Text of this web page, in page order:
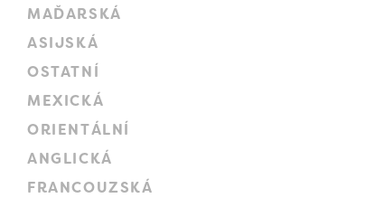
MAĎARSKÁ
ASIJSKÁ
OSTATNÍ
MEXICKÁ
ORIENTÁLNÍ
ANGLICKÁ
FRANCOUZSKÁ